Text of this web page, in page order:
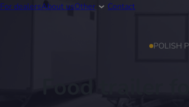
For dealersAbout usOther Contact
POLISH